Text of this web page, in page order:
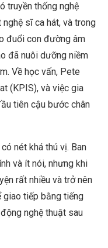
truyền thống nghệ
sĩ ca hát, và trong
đuổi con đường âm
đã nuôi dưỡng niềm
Về học vấn, Pete
(KPIS), và việc gia
tiên cậu bước chân
nét khá thú vị. Ban
và ít nói, nhưng khi
rất nhiều và trở nên
giao tiếp bằng tiếng
nghệ thuật sau